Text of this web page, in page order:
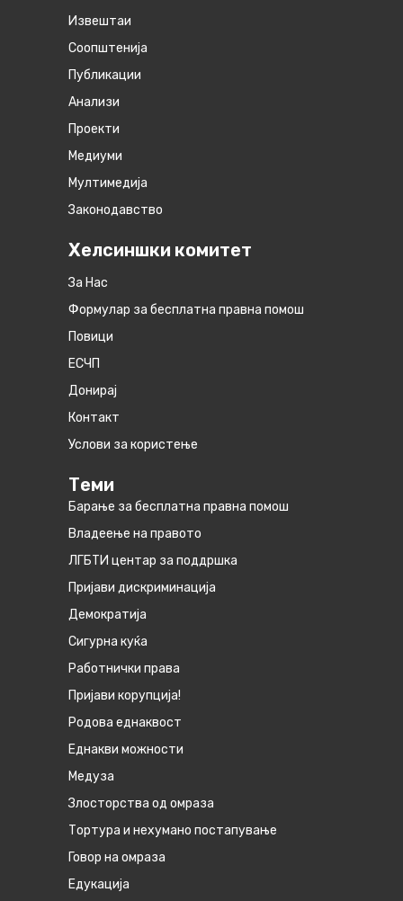
Извештаи
Соопштенија
Публикации
Анализи
Проекти
Медиуми
Мултимедија
Законодавство
Хелсиншки комитет
За Нас
Формулар за бесплатна правна помош
Повици
ЕСЧП
Донирај
Контакт
Услови за користење
Теми
Барање за бесплатна правна помош
Владеење на правото
ЛГБТИ центар за поддршка
Пријави дискриминација
Демократија
Сигурна куќа
Работнички права
Пријави корупција!
Родова еднаквост
Eднакви можности
Медуза
Злосторства од омраза
Тортура и нехумано постапување
Говор на омраза
Едукација